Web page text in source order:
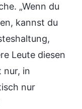
„Wenn du
kannst du
Leute diesen
nur, in
nur